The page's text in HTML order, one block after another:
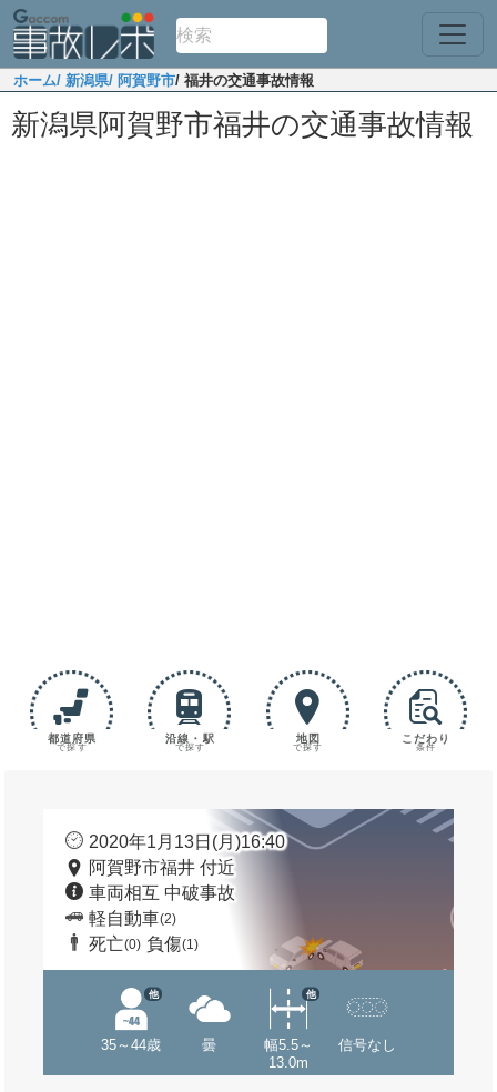
ホーム/ 新潟県/ 阿賀野市/ 福井の交通事故情報
新潟県阿賀野市福井の交通事故情報
都道府県
で探す
沿線・駅
で探す
地図
で探す
こだわり
条件
2020年1月13日(月)16:40
阿賀野市福井 付近
車両相互 中破事故
軽自動車(2)
死亡(0) 負傷(1)
35～44歳
他
曇
幅5.5～
13.0m
他
信号なし